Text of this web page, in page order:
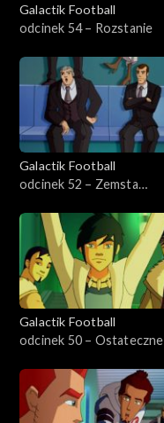
Galactik Football
odcinek 54 – Rozstanie
Galactik Football
odcinek 52 – Zemsta
Galactik Football
odcinek 50 – Ostateczne